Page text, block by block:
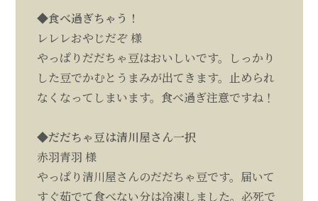
◆食べ過ぎちゃう！
レレレおやじだぞ 様
やっぱりだだちゃ豆はおいしいです。しっかり
した豆でかむとうまみが出てきます。止められ
なくなってしまいます。食べ過ぎ注意ですね！
◆だだちゃ豆は清川屋さん一択
赤羽青羽 様
やっぱり清川屋さんのだだちゃ豆です。届いて
すぐ茹でて食べない分は冷凍しました。必死で